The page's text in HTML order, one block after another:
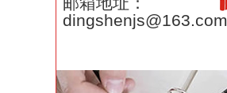
dingshenjs@163.com